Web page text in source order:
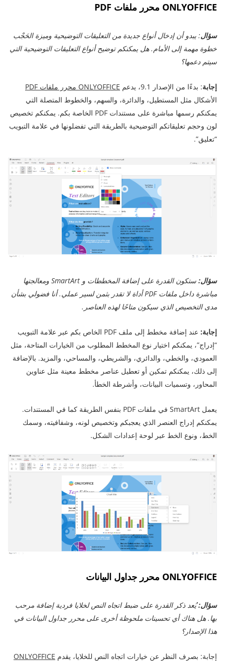
ONLYOFFICE محرر ملفات PDF
سؤال: يبدو أن إدخال أنواع جديدة من التعليقات التوضيحية وميزة الحَجْب
خطوة مهمة إلى الأمام. هل يمكنكم توضيح أنواع التعليقات التوضيحية التي
سيتم دعمها؟
إجابة: بدءًا من الإصدار 9.1، يدعم
ONLYOFFICE محرر ملفات PDF
الأشكال مثل المستطيل، والدائرة، والسهم، والخطوط المتصلة التي
يمكنكم رسمها مباشرة على مستندات PDF الخاصة بكم. يمكنكم تخصيص
لون وحجم تعليقاتكم التوضيحية بالطريقة التي تفضلونها في علامة التبويب
“تعليق”.
سؤال:
ستكون القدرة على إضافة المخططات و SmartArt ومعالجتها
مباشرة داخل ملفات PDF أداة لا تقدر بثمن لسير عملي. أنا فضولي بشأن
مدى التخصيص الذي سيكون متاحًا لهذه العناصر.
إجابة:
عند إضافة مخطط إلى ملف PDF الخاص بكم عبر علامة التبويب
“إدراج”، يمكنكم اختيار نوع المخطط المطلوب من الخيارات المتاحة، مثل
العمودي، والخطي، والدائري، والشريطي، والمساحي، والمزيد. بالإضافة
إلى ذلك، يمكنكم تمكين أو تعطيل عناصر مخطط معينة مثل عناوين
المحاور، وتسميات البيانات، وأشرطة الخطأ.
يعمل SmartArt في ملفات PDF بنفس الطريقة كما في المستندات.
يمكنكم إدراج العنصر الذي يعجبكم وتخصيص لونه، وشفافيته، وسمك
الخط، ونوع الخط عبر لوحة إعدادات الشكل.
ONLYOFFICE محرر جداول البيانات
سؤال:يُعد ذكر القدرة على ضبط اتجاه النص لخلايا فردية إضافة مرحب
بها. هل هناك أي تحسينات ملحوظة أخرى على محرر جداول البيانات في
هذا الإصدار؟
إجابة: بصرف النظر عن خيارات اتجاه النص للخلايا، يقدم ONLYOFFICE